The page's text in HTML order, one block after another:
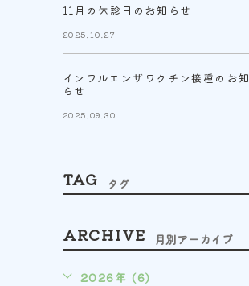
11月の休診日のお知らせ
2025.10.27
インフルエンザワクチン接種のお知
らせ
2025.09.30
TAG タグ
ARCHIVE 月別アーカイブ
2026年 (6)